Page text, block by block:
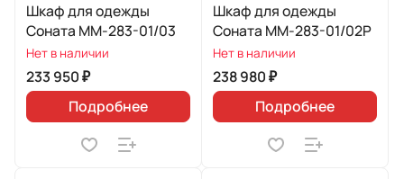
Шкаф для одежды
Соната ММ-283-01/03
Нет в наличии
233 950 ₽
Подробнее
Шкаф для одежды
Соната ММ-283-01/02Р
Нет в наличии
238 980 ₽
Подробнее